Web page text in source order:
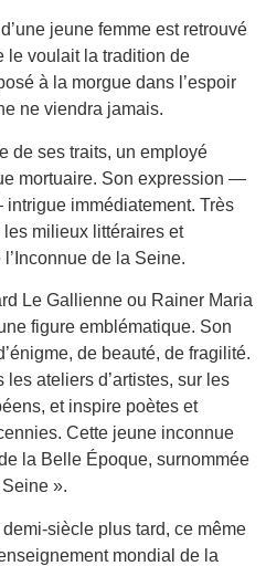
jeune femme est retrouvé
le voulait la tradition de
à la morgue dans l’espoir
ne viendra jamais.
de ses traits, un employé
mortuaire. Son expression —
immédiatement. Très
milieux littéraires et
de la Seine.
Le Gallienne ou Rainer Maria
figure emblématique. Son
de beauté, de fragilité.
les ateliers d’artistes, sur les
et inspire poètes et
Cette jeune inconnue
la Belle Époque, surnommée
».
demi-siècle plus tard, ce même
mondial de la